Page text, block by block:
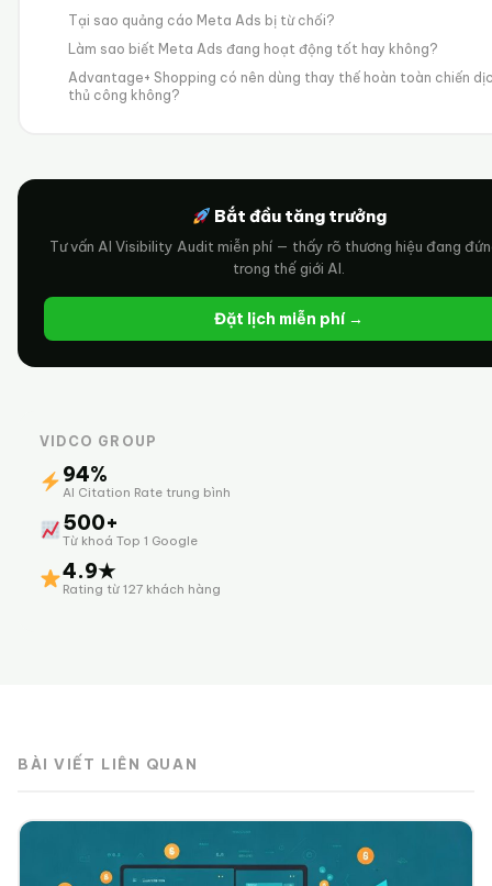
Tại sao quảng cáo Meta Ads bị từ chối?
Làm sao biết Meta Ads đang hoạt động tốt hay không?
Advantage+ Shopping có nên dùng thay thế hoàn toàn chiến
thủ công không?
Bắt đầu tăng trưởng
Tư vấn AI Visibility Audit miễn phí — thấy rõ thương hiệu đang
trong thế giới AI.
Đặt lịch miễn phí →
VIDCO GROUP
94%
AI Citation Rate trung bình
500+
Từ khoá Top 1 Google
4.9★
Rating từ 127 khách hàng
BÀI VIẾT LIÊN QUAN